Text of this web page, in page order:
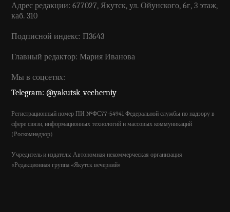
Адрес редакции: 677027, Якутск, ул. Ойунского, 6г, 3 этаж,
каб. 310
Подписной индекс: П3643
Главный редактор: Мария Иванова
Мы в соцсетях:
Telegram: @yakutsk_vecherniy
Регистрационный номер ПИ №ФС77-54941 Федеральной службы по надзору в
сфере связи, информационных технологий и массовых коммуникаций
(Роскомнадзор)
Учредитель и издатель: Автономная некоммерческая организация
«Редакционная группа «Якутск вечерний»